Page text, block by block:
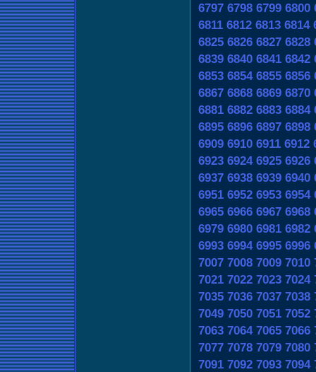
6797 6798 6799 6800
6811 6812 6813 6814
6825 6826 6827 6828
6839 6840 6841 6842
6853 6854 6855 6856
6867 6868 6869 6870
6881 6882 6883 6884
6895 6896 6897 6898
6909 6910 6911 6912
6923 6924 6925 6926
6937 6938 6939 6940
6951 6952 6953 6954
6965 6966 6967 6968
6979 6980 6981 6982
6993 6994 6995 6996
7007 7008 7009 7010
7021 7022 7023 7024
7035 7036 7037 7038
7049 7050 7051 7052
7063 7064 7065 7066
7077 7078 7079 7080
7091 7092 7093 7094